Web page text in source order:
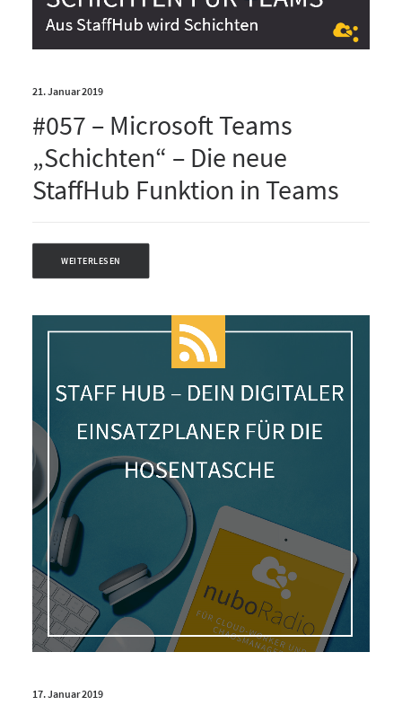
21. Januar 2019
#057 – Microsoft Teams
„Schichten“ – Die neue
StaffHub Funktion in Teams
WEITERLESEN
17. Januar 2019